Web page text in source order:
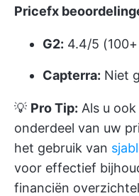
Pricefx
G2: 4.4/5
Capterra: Niet
💡 Pro Tip: Als u
onderdeel van uw
het gebruik van
voor effectief
financiën